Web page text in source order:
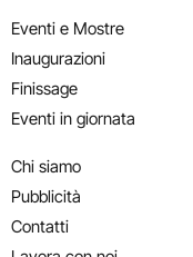
Eventi e Mostre
Inaugurazioni
Finissage
Eventi in giornata
Chi siamo
Pubblicità
Contatti